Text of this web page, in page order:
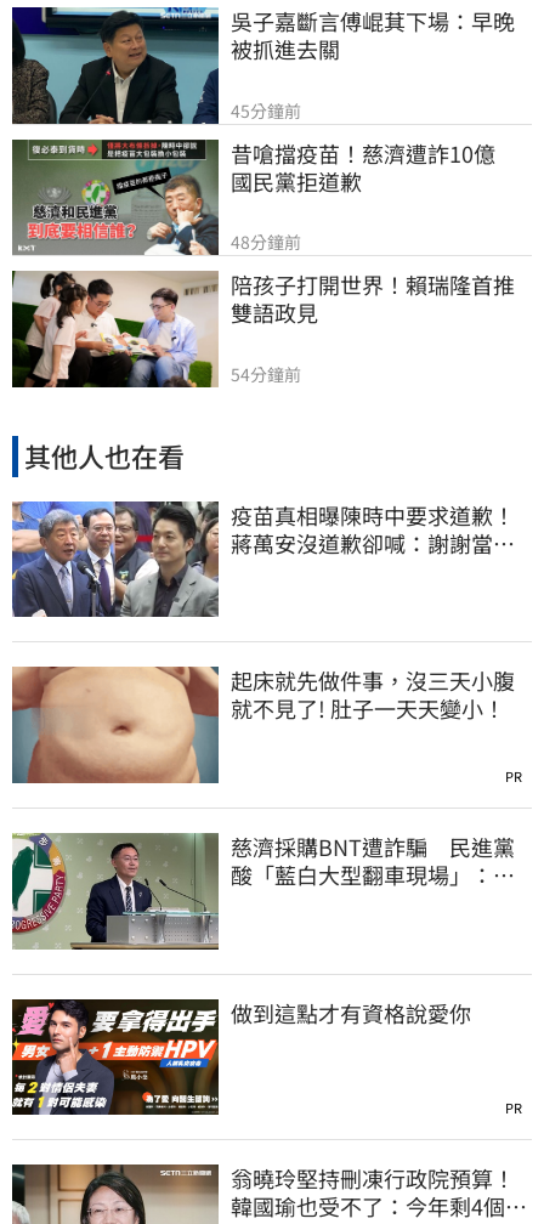
吳子嘉斷言傅崐萁下場：早晚
被抓進去關
45分鐘前
昔嗆擋疫苗！慈濟遭詐10億
國民黨拒道歉
48分鐘前
陪孩子打開世界！賴瑞隆首推
雙語政見
54分鐘前
其他人也在看
疫苗真相曝陳時中要求道歉！
蔣萬安沒道歉卻喊：謝謝當時
起床就先做件事，沒三天小腹
就不見了! 肚子一天天變小！
PR
慈濟採購BNT遭詐騙 民進黨
酸「藍白大型翻車現場」：應
做到這點才有資格說愛你
PR
翁曉玲堅持刪凍行政院預算！
韓國瑜也受不了：今年剩4個月